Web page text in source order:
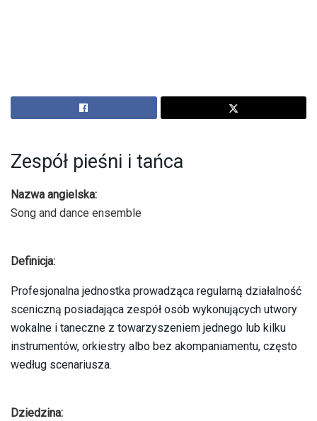
Zespół pieśni i tańca
Nazwa angielska:
Song and dance ensemble
Definicja:
Profesjonalna jednostka prowadząca regularną działalność
sceniczną posiadająca zespół osób wykonujących utwory
wokalne i taneczne z towarzyszeniem jednego lub kilku
instrumentów, orkiestry albo bez akompaniamentu, często
według scenariusza.
Dziedzina: